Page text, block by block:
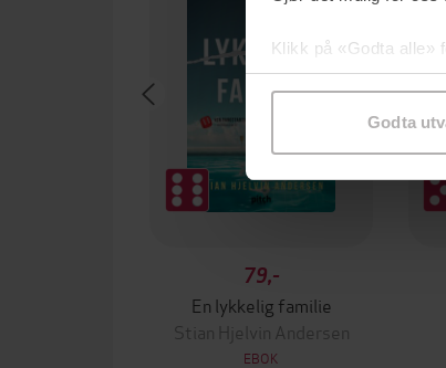
Klikk på «Godta alle»
samtykke til
Godta
79,-
En lykkelig familie
Stian Hjelvin Andersen
EBOK